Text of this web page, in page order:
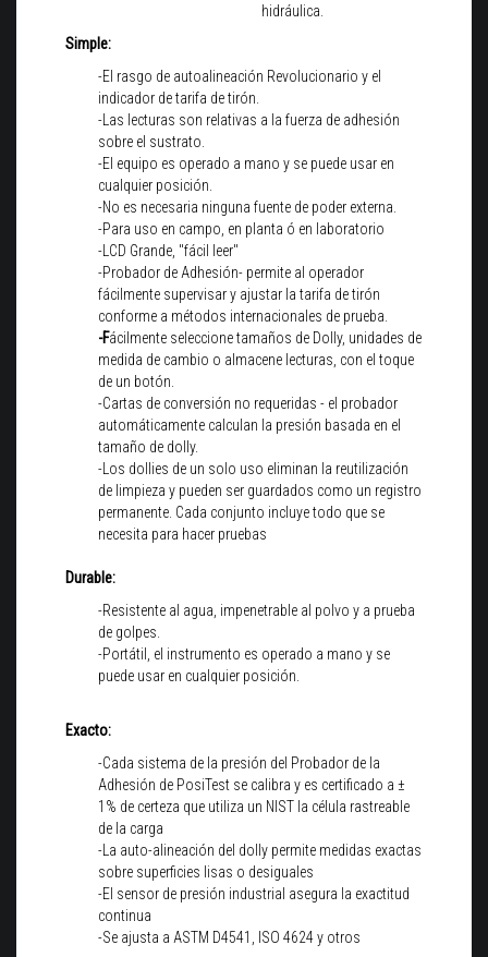
hidráulica.
Simple:
-El rasgo de autoalineación Revolucionario y el
indicador de tarifa de tirón.
-Las lecturas son relativas a la fuerza de adhesión
sobre el sustrato.
-El equipo es operado a mano y se puede usar en
cualquier posición.
-No es necesaria ninguna fuente de poder externa.
-Para uso en campo, en planta ó en laboratorio
-LCD Grande, "fácil leer"
-Probador de Adhesión- permite al operador
fácilmente supervisar y ajustar la tarifa de tirón
conforme a métodos internacionales de prueba.
-Fácilmente seleccione tamaños de Dolly, unidades de
medida de cambio o almacene lecturas, con el toque
de un botón.
-Cartas de conversión no requeridas - el probador
automáticamente calculan la presión basada en el
tamaño de dolly.
-Los dollies de un solo uso eliminan la reutilización
de limpieza y pueden ser guardados como un registro
permanente. Cada conjunto incluye todo que se
necesita para hacer pruebas
Durable:
-Resistente al agua, impenetrable al polvo y a prueba
de golpes.
-Portátil, el instrumento es operado a mano y se
puede usar en cualquier posición.
Exacto:
-Cada sistema de la presión del Probador de la
Adhesión de PosiTest se calibra y es certificado a ±
1% de certeza que utiliza un NIST la célula rastreable
de la carga
-La auto-alineación del dolly permite medidas exactas
sobre superficies lisas o desiguales
-El sensor de presión industrial asegura la exactitud
continua
-Se ajusta a ASTM D4541, ISO 4624 y otros